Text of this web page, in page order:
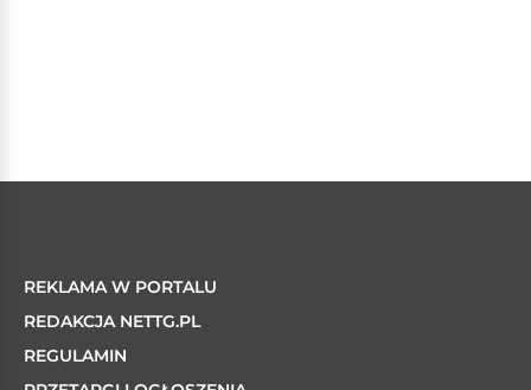
REKLAMA W PORTALU
REDAKCJA NETTG.PL
REGULAMIN